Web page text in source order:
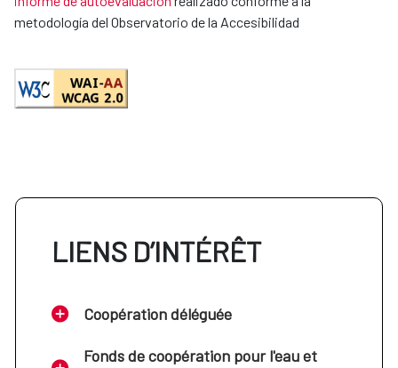
metodología del Observatorio de la Accesibilidad
LIENS D’INTÉRÊT
Coopération déléguée
Fonds de coopération pour l'eau et